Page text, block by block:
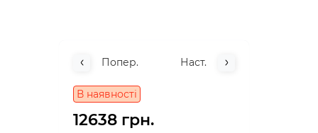
Попер. Наст.
В наявності
12638 грн.